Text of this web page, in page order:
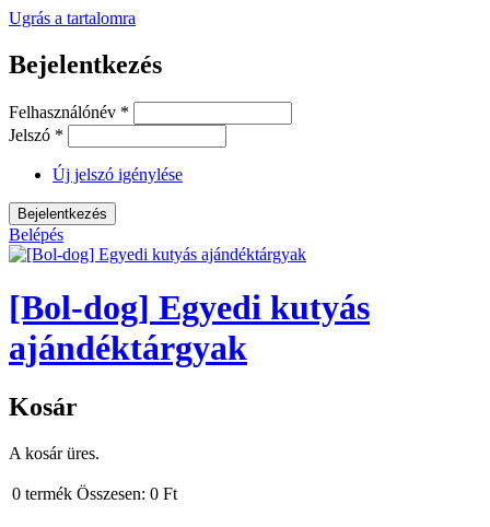
Ugrás a tartalomra
Bejelentkezés
Felhasználónév *
Jelszó *
Új jelszó igénylése
Belépés
[Bol-dog] Egyedi kutyás
ajándéktárgyak
Kosár
A kosár üres.
0 termék Összesen: 0 Ft